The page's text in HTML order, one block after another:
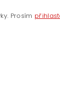
Prosím